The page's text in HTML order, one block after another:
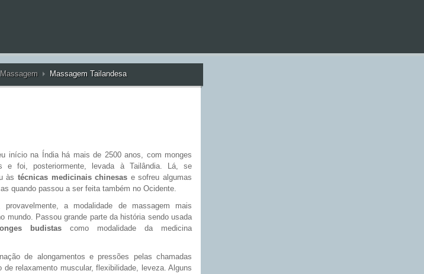
Massagem Tailandesa
início na Índia há mais de 2500 anos, com monges
e foi, posteriormente, levada à Tailândia. Lá, se
às técnicas medicinais chinesas e sofreu algumas
quando passou a ser feita também no Ocidente.
provavelmente, a modalidade de massagem mais
mundo. Passou grande parte da história sendo usada
budistascomo modalidade da medicina
de alongamentos e pressões pelas chamadas
de relaxamento muscular, flexibilidade, leveza. Alguns